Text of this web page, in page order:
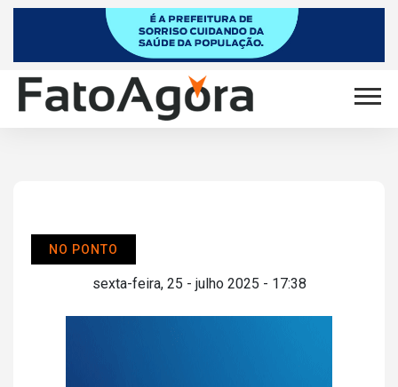
NO PONTO
sexta-feira, 25 - julho 2025 - 17:38